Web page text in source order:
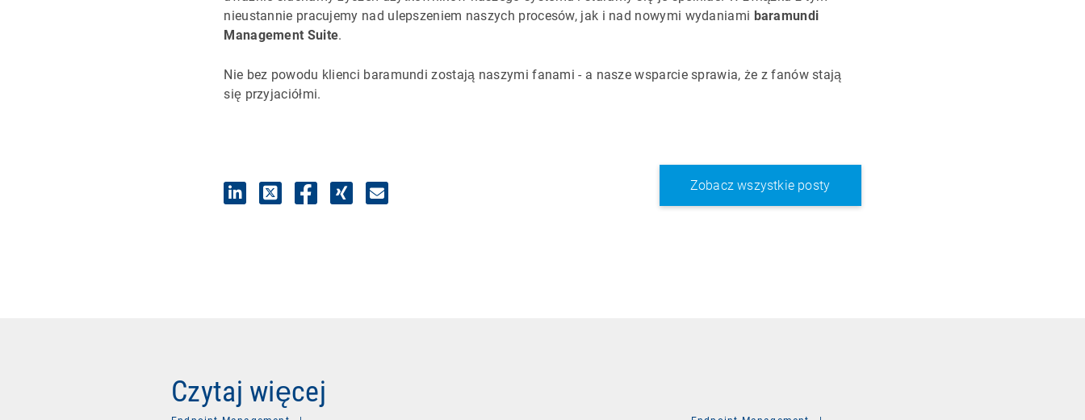
nieustannie pracujemy nad ulepszeniem naszych procesów, jak i nad nowymi wydaniami baramundi
Management Suite.
Nie bez powodu klienci baramundi zostają naszymi fanami - a nasze wsparcie sprawia, że z fanów stają
się przyjaciółmi.
Zobacz wszystkie posty
Czytaj więcej